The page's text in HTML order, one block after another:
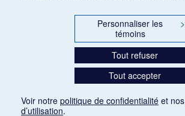
Personnaliser les
témoins
>
Tout refuser
Tout accepter
Voir notre politique de confidentialité et nos
d’utilisation.